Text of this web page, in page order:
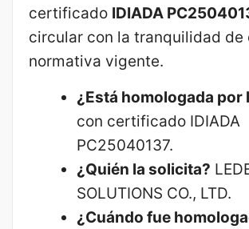
certificado IDIADA
circular con la tranquilidad de
normativa vigente.
¿Está homologada por
con certificado IDIADA
PC25040137.
¿Quién la solicita?
SOLUTIONS CO., LTD.
¿Cuándo fue